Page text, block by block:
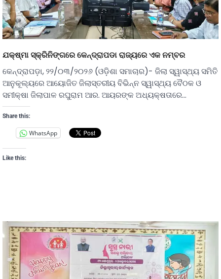
ଯକ୍ଷ୍ମା ସ୍କ୍ରିନିଙ୍ଗରେ କେନ୍ଦ୍ରାପଡା ରାଜ୍ୟରେ ଏକ ନମ୍ବର
କେନ୍ଦ୍ରାପଡ଼ା, ୨୨/୦୩/୨୦୨୬ (ଓଡ଼ିଶା ସମାଚାର)- ଜିଲା ସ୍ୱାସ୍ଥ୍ୟ ସମିତି
ଆନୁକୂଲ୍ୟରେ ଆୟୋଜିତ ଜିଲାସ୍ତରୀୟ ବିଭିନ୍ନ ସ୍ୱାସ୍ଥ୍ୟ ବୈଠକ ଓ
ସମୀକ୍ଷା ଜିଲାପାଳ ରଘୁରାମ ଆର. ଆୟରଙ୍କ ଅଧ୍ୟକ୍ଷତାରେ…
Share this:
WhatsApp
Like this: